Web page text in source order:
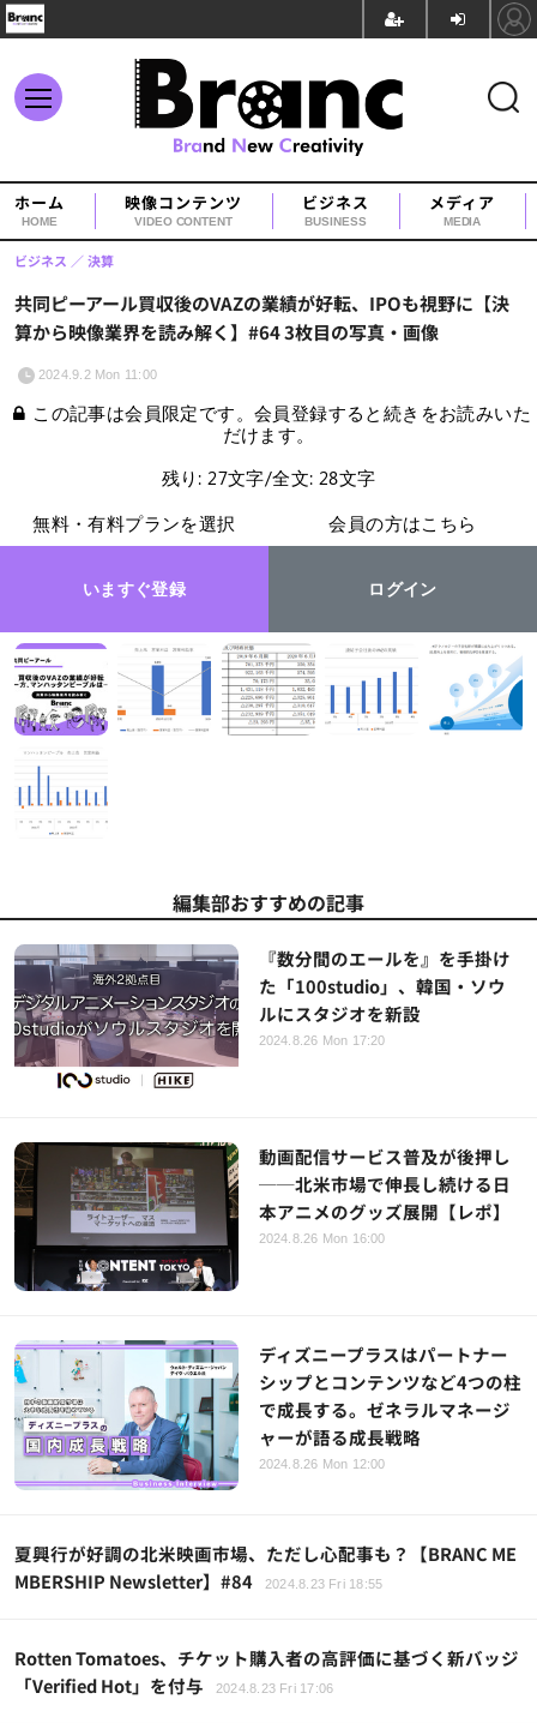
ホーム
HOME
映像コンテンツ
VIDEO CONTENT
ビジネス
BUSINESS
メディア
MEDIA
共同ピーアール買収後のVAZの業績が好転、IPOも視野に【決
算から映像業界を読み解く】#64 3枚目の写真・画像
ビジネス 決算
2024.9.2 Mon 11:00
この記事は会員限定です。会員登録すると続きをお読みいた
だけます。
残り: 27文字/全文: 28文字
無料・有料プランを選択
いますぐ登録
会員の方はこちら
ログイン
編集部おすすめの記事
『数分間のエールを』を手掛け
た「100studio」、韓国・ソウ
ルにスタジオを新設
2024.8.26 Mon 17:20
動画配信サービス普及が後押し
──北米市場で伸長し続ける日
本アニメのグッズ展開【レポ】
2024.8.26 Mon 16:00
ディズニープラスはパートナー
シップとコンテンツなど4つの柱
で成長する。ゼネラルマネージ
ャーが語る成長戦略
2024.8.26 Mon 12:00
夏興行が好調の北米映画市場、ただし心配事も？【BRANC ME
MBERSHIP Newsletter】#84
2024.8.23 Fri 18:55
Rotten Tomatoes、チケット購入者の高評価に基づく新バッジ
「Verified Hot」を付与
2024.8.23 Fri 17:06